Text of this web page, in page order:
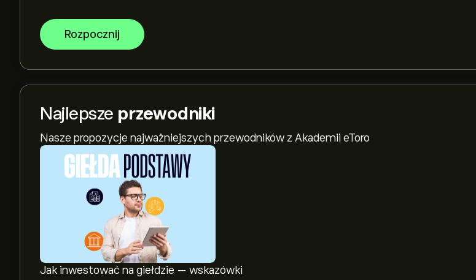
Rozpocznij
Najlepsze przewodniki
Nasze propozycje najważniejszych przewodników z Akademii eToro
Jak inwestować na giełdzie — wskazówki